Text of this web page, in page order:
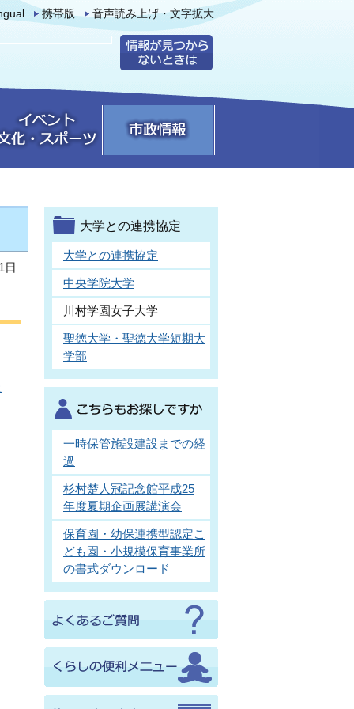
携帯版 音声読み上げ・文字拡大
日
大学との連携協定
大学との連携協定
中央学院大学
川村学園女子大学
聖徳大学・聖徳大学短期大
学部
一時保管施設建設までの経
過
杉村楚人冠記念館平成25
年度夏期企画展講演会
保育園・幼保連携型認定こ
ども園・小規模保育事業所
の書式ダウンロード